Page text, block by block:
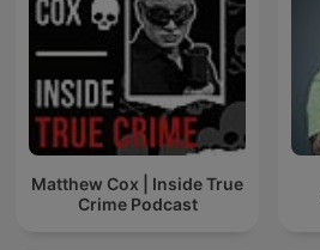
Matthew Cox | Inside True
Crime Podcast